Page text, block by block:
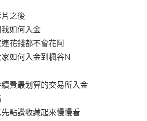
之後
如何入金
花錢都不會花阿
如何入金到楓谷N
費最划算的交易所入金
點讚收藏起來慢慢看